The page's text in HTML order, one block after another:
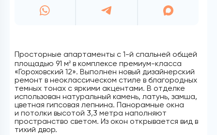
Просторные апартаменты с 1-й спальней общей
площадью 91 м2 в комплексе премиум-класса
«Гороховский 12». Выполнен новый дизайнерский
ремонт в неоклассическом стиле в благородных
темных тонах с яркими акцентами. В отделке
использован натуральный камень, латунь, замша,
цветная гипсовая лепнина. Панорамные окна
и потолки высотой 3,3 метра наполняют
пространство светом. Из окон открывается вид в
тихий двор.